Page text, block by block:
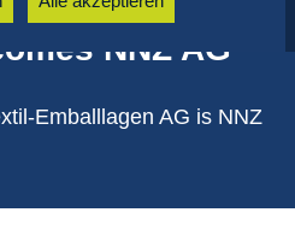
NNZ AG
Emballlagen AG is NNZ